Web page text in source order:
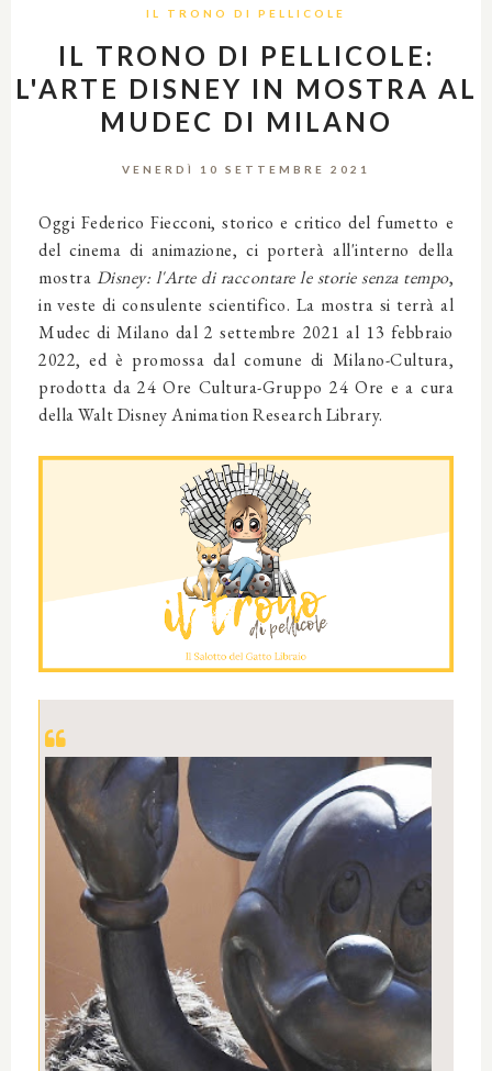
IL TRONO DI PELLICOLE
IL TRONO DI PELLICOLE:
L'ARTE DISNEY IN MOSTRA AL
MUDEC DI MILANO
VENERDÌ 10 SETTEMBRE 2021
Oggi Federico Fiecconi, storico e critico del fumetto e
del cinema di animazione, ci porterà all'interno della
mostra Disney: l'Arte di raccontare le storie senza tempo,
in veste di consulente scientifico. La mostra si terrà al
Mudec di Milano dal 2 settembre 2021 al 13 febbraio
2022, ed è promossa dal comune di Milano-Cultura,
prodotta da 24 Ore Cultura-Gruppo 24 Ore e a cura
della Walt Disney Animation Research Library.